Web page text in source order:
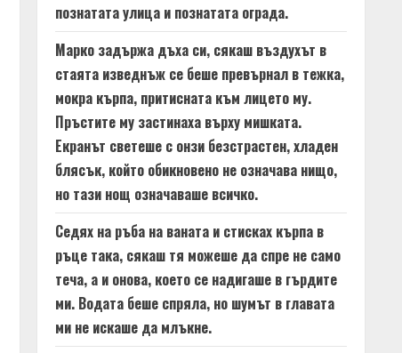
познатата улица и познатата ограда.
Марко задържа дъха си, сякаш въздухът в
стаята изведнъж се беше превърнал в тежка,
мокра кърпа, притисната към лицето му.
Пръстите му застинаха върху мишката.
Екранът светеше с онзи безстрастен, хладен
блясък, който обикновено не означава нищо,
но тази нощ означаваше всичко.
Седях на ръба на ваната и стисках кърпа в
ръце така, сякаш тя можеше да спре не само
теча, а и онова, което се надигаше в гърдите
ми. Водата беше спряла, но шумът в главата
ми не искаше да млъкне.